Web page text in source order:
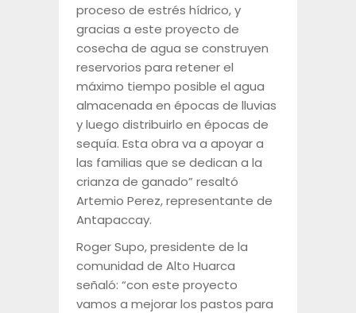
proceso de estrés hídrico, y
gracias a este proyecto de
cosecha de agua se construyen
reservorios para retener el
máximo tiempo posible el agua
almacenada en épocas de lluvias
y luego distribuirlo en épocas de
sequía. Esta obra va a apoyar a
las familias que se dedican a la
crianza de ganado” resaltó
Artemio Perez, representante de
Antapaccay.
Roger Supo, presidente de la
comunidad de Alto Huarca
señaló: “con este proyecto
vamos a mejorar los pastos para